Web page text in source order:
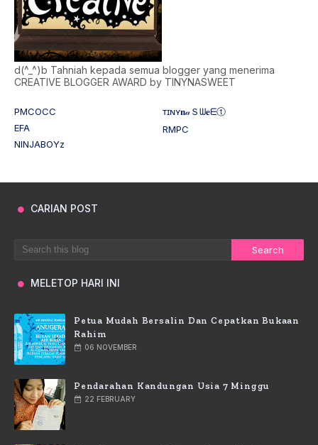
d(^_^)b Tahniah kepada semua blogger yang menerima
CREATIVE BLOGGER AWARD by TINYNASWEET
PMCOCC
ᴛɪɴʏ𝐧𝒶Ｓᗯ𝐞ᗴⓣ
EFA
RMPC
NINJABOYz
CARIAN POST
MELETOP HARI INI
Petua Mudah Bersalin Dan Cepatkan Bukaan
Rahim
06 NOVEMBER
Pendarahan Kandungan Usia 7 Minggu
22 FEBRUARY